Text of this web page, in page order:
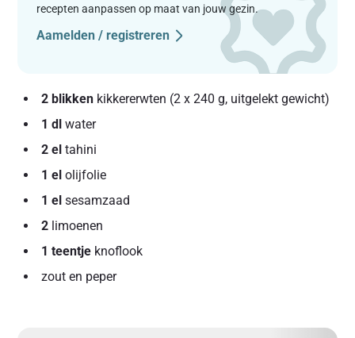
recepten aanpassen op maat van jouw gezin.
Aamelden / registreren
2 blikken kikkererwten (2 x 240 g, uitgelekt gewicht)
1 dl water
2 el tahini
1 el olijfolie
1 el sesamzaad
2 limoenen
1 teentje knoflook
zout en peper